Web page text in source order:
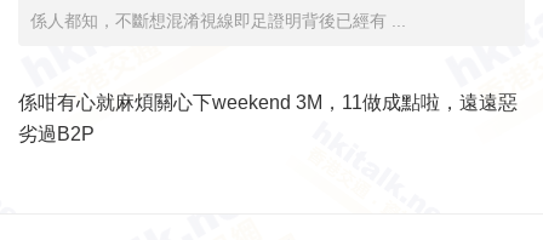
係人都知，不斷想混淆視線即足證明背後已經有 ...
係咁有心就麻煩關心下weekend 3M，11做成點啦，遠遠惡
劣過B2P